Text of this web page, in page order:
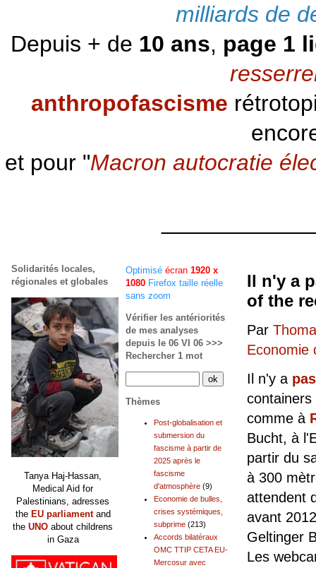
milliards de
Depuis + de 10 ans, page 1
anthropofascisme
et pour "Macron autocratie
Il n'y a
of the
Par
Economie
Il n'y a
comme à
Bucht, à
partir du
à 300
attendent
avant
Geltinger
Les
Optimisé écran 1920 x
1080 Firefox taille réelle
sans zoom
Vérifier les antériorités
de mes analyses
depuis le 06 VI 06 >>>
Rechercher 1 mot
Thèmes
Post-globalisation et
submersion du
fascisme à partir de
2025 après le
fascisme
d'atmosphère (9)
Economie de bulles,
crises systémiques,
subprime (213)
Accords bilatéraux
OMC TTIP CETA EU-
Mercosur avec
Solidarités locales,
régionales et globales
Tanya Haj-Hassan,
Medical Aid for
Palestinians, adresses
the EU parliamentand
the UNO about childrens
in Gaza